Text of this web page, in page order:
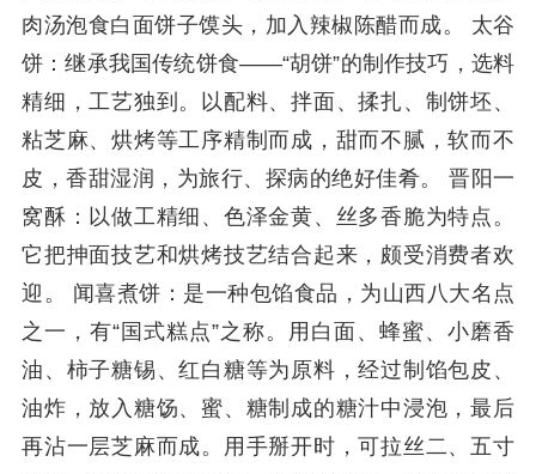
肉汤泡食白面饼子馍头，加入辣椒陈醋而成。 太谷
饼：继承我国传统饼食——“胡饼”的制作技巧，选料
精细，工艺独到。以配料、拌面、揉扎、制饼坯、
粘芝麻、烘烤等工序精制而成，甜而不腻，软而不
皮，香甜湿润，为旅行、探病的绝好佳肴。 晋阳一
窝酥：以做工精细、色泽金黄、丝多香脆为特点。
它把抻面技艺和烘烤技艺结合起来，颇受消费者欢
迎。 闻喜煮饼：是一种包馅食品，为山西八大名点
之一，有“国式糕点”之称。用白面、蜂蜜、小磨香
油、柿子糖锡、红白糖等为原料，经过制馅包皮、
油炸，放入糖饧、蜜、糖制成的糖汁中浸泡，最后
再沾一层芝麻而成。用手掰开时，可拉丝二、五寸